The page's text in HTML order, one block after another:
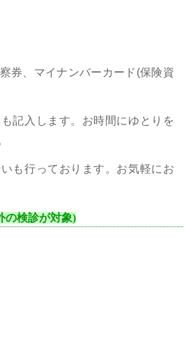
券、マイナンバーカード(保険資
記入します。お時間にゆとりを
も行っております。お気軽にお
の検診が対象)